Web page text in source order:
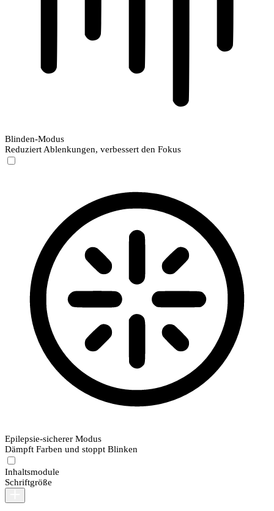
Blinden-Modus
Reduziert Ablenkungen, verbessert den Fokus
Epilepsie-sicherer Modus
Dämpft Farben und stoppt Blinken
Inhaltsmodule
Schriftgröße